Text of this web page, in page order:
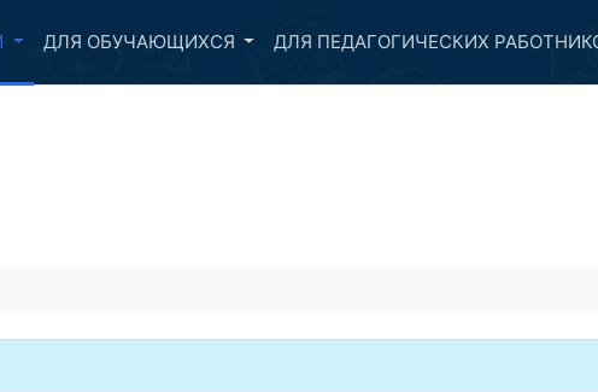
ДЛЯ ОБУЧАЮЩИХСЯ ДЛЯ ПЕДАГОГИЧЕСКИХ